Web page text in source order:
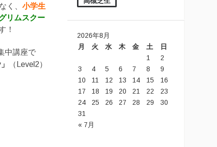
2026年8月
月
火 水 木 金 土 日
« 7月
1
2
3
4 5 6 7 8
9
10
11 12 13 14 15
16
17
18 19 20 21 22
23
24
25 26 27 28 29
30
31
く、小学生
リムスクー
！
中講座で
（Level2）